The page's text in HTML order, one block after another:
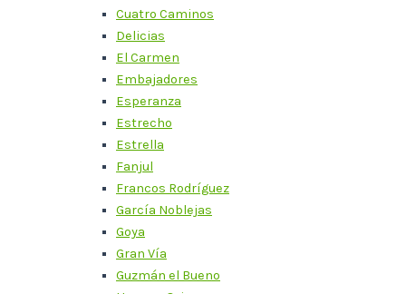
Cuatro Caminos
Delicias
El Carmen
Embajadores
Esperanza
Estrecho
Estrella
Fanjul
Francos Rodríguez
García Noblejas
Goya
Gran Vía
Guzmán el Bueno